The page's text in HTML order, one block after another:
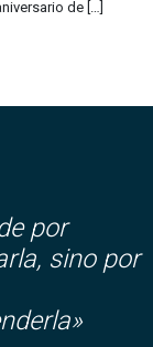
de […]
por
sino por